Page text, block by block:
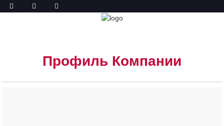
ПРОФИЛЬ
Профиль Компании